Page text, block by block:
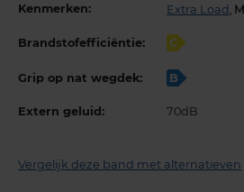
Kenmerken: Extra Load
Brandstofefficiëntie: C
Grip op nat wegdek: B
Extern geluid: 70dB
Vergelijk deze band met alternatieven